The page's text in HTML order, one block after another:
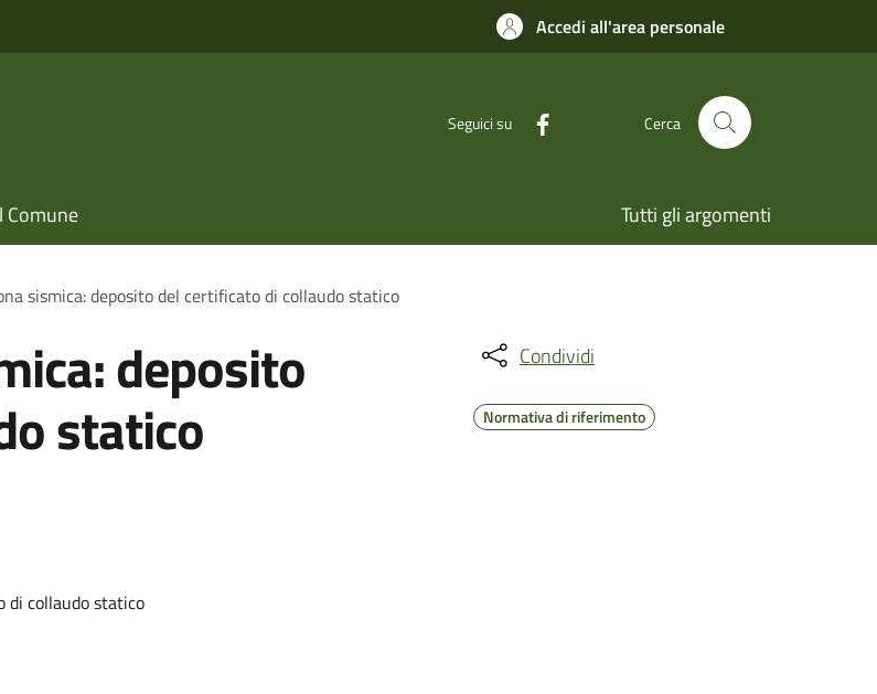
Accedi all'area personale
Seguici su Cerca
Comune Tutti gli argomenti
sismica: deposito del certificato di collaudo statico
deposito
statico
di collaudo statico
Condividi
Normativa di riferimento